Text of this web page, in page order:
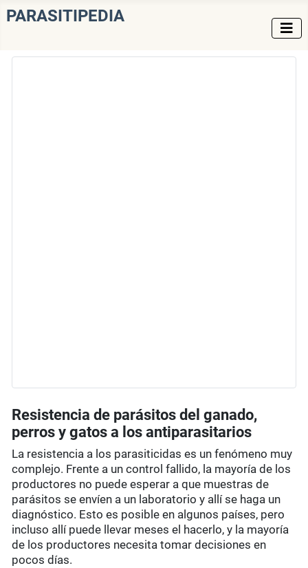
PARASITIPEDIA
Resistencia de parásitos del ganado,
perros y gatos a los antiparasitarios
La resistencia a los parasiticidas es un fenómeno muy
complejo. Frente a un control fallido, la mayoría de los
productores no puede esperar a que muestras de
parásitos se envíen a un laboratorio y allí se haga un
diagnóstico. Esto es posible en algunos países, pero
incluso allí puede llevar meses el hacerlo, y la mayoría
de los productores necesita tomar decisiones en
pocos días.